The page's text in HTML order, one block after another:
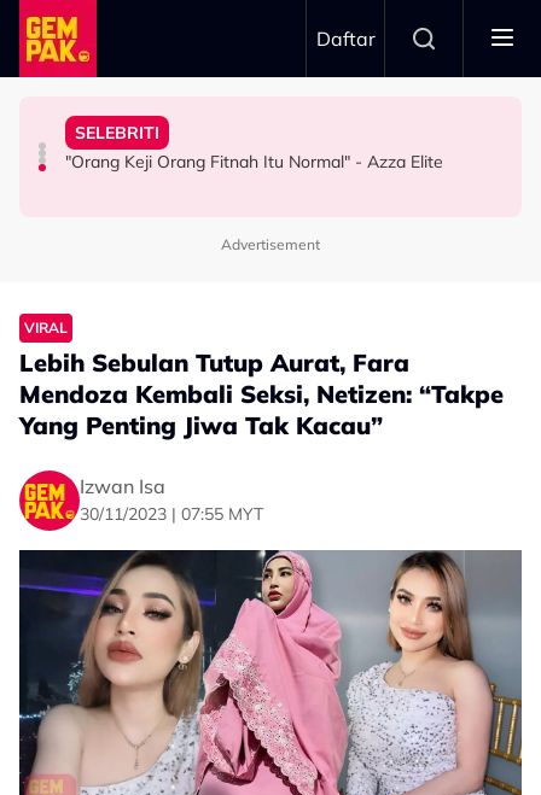
Skip to main content
Daftar
Dakwa Pelakon Tak Serik Datang Lewat Ke Set,
Kesabaran Fasha Sandha Makin ‘Tipis’ - “Orang Macam
Pemain Bola Sepak Kongsi Detik Cemas Dipanah Petir -
“Saya Ingat Sudah Mati”
Anne Ngasri Terharu Jadi Panel Program ‘Bidadari
Dambaan Syurga 2026’ - “Kita Tahu Permasalah Banyak
SELEBRITI
"Orang Keji Orang Fitnah Itu Normal" - Azza Elite
Advertisement
VIRAL
Lebih Sebulan Tutup Aurat, Fara
Mendoza Kembali Seksi, Netizen: “Takpe
Yang Penting Jiwa Tak Kacau”
Izwan Isa
30/11/2023 | 07:55 MYT